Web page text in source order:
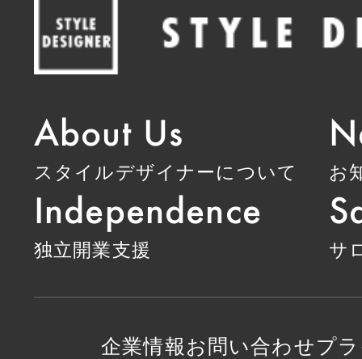
About Us
スタイルデザイナーについて お
Independence
独立開業支援 サ
企業情報 お問い合わせプ